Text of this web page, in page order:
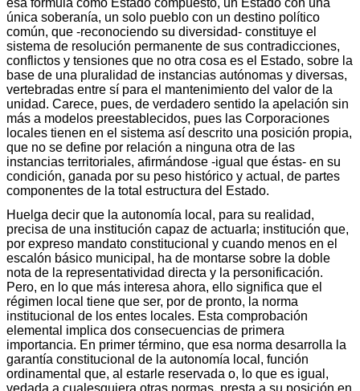
única soberanía, un solo pueblo con un destino político
común, que -reconociendo su diversidad- constituye el
sistema de resolución permanente de sus contradicciones,
conflictos y tensiones que no otra cosa es el Estado, sobre la
base de una pluralidad de instancias autónomas y diversas,
vertebradas entre sí para el mantenimiento del valor de la
unidad. Carece, pues, de verdadero sentido la apelación sin
más a modelos preestablecidos, pues las Corporaciones
locales tienen en el sistema así descrito una posición propia,
que no se define por relación a ninguna otra de las
instancias territoriales, afirmándose -igual que éstas- en su
condición, ganada por su peso histórico y actual, de partes
componentes de la total estructura del Estado.
Huelga decir que la autonomía local, para su realidad,
precisa de una institución capaz de actuarla; institución que,
por expreso mandato constitucional y cuando menos en el
escalón básico municipal, ha de montarse sobre la doble
nota de la representatividad directa y la personificación.
Pero, en lo que más interesa ahora, ello significa que el
régimen local tiene que ser, por de pronto, la norma
institucional de los entes locales. Esta comprobación
elemental implica dos consecuencias de primera
importancia. En primer término, que esa norma desarrolla la
garantía constitucional de la autonomía local, función
ordinamental que, al estarle reservada o, lo que es igual,
vedada a cualesquiera otras normas, presta a su posición en